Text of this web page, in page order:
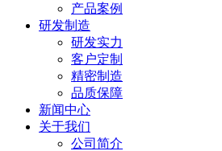
产品案例
研发制造
研发实力
客户定制
精密制造
品质保障
新闻中心
关于我们
公司简介